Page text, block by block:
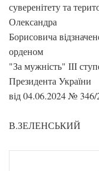
суверенітету та
Олександра
Борисовича
орденом
"За мужність" ІІІ
Президента України
від 04.06.2024 №
В.ЗЕЛЕНСЬКИЙ